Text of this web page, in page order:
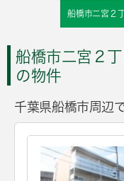
船橋市二宮２
船橋市二宮２
の物件
千葉県船橋市周辺